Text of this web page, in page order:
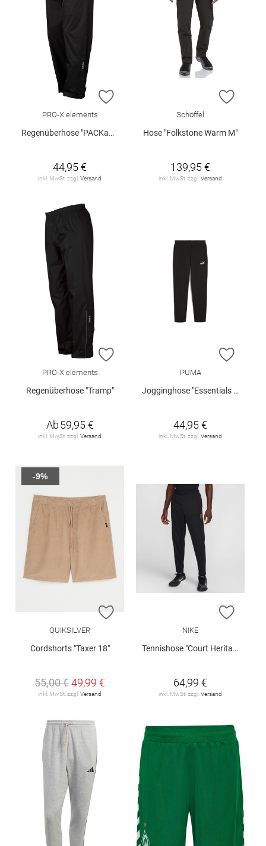
ZUR WUNSCHLISTE HINZUFÜGEN
PRO-X elements
Regenüberhose "PACKable"
44,95 €
inkl. MwSt. zzgl. Versand
ZUR
Schöffel
Hose "Folkstone Warm M"
139,95 €
inkl. MwSt. zzgl. Versand
ZUR WUNSCHLISTE HINZUFÜGEN
PRO-X elements
Regenüberhose "Tramp"
Ab59,95 €
inkl. MwSt. zzgl. Versand
ZUR
PUMA
Jogginghose "Essentials No. 1"
44,95 €
inkl. MwSt. zzgl. Versand
ZUR WUNSCHLISTE HINZUFÜGEN
QUIKSILVER
Cordshorts "Taxer 18"
55,00 €49,99 €
inkl. MwSt. zzgl. Versand
-9%
ZUR
NIKE
Tennishose "Court Heritage"
64,99 €
inkl. MwSt. zzgl. Versand